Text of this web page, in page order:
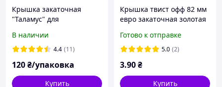
Крышка закаточная
"Таламус" для
В наличии
4.4 (11)
120₴/упаковка
Купить
Крышка твист офф 82 мм
евро закаточная золотая
Готово к отправке
5.0 (2)
3.90₴
Купить